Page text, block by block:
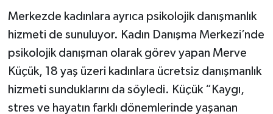
Merkezde kadınlara ayrıca psikolojik danışmanlık
hizmeti de sunuluyor. Kadın Danışma Merkezi’nde
psikolojik danışman olarak görev yapan Merve
Küçük, 18 yaş üzeri kadınlara ücretsiz danışmanlık
hizmeti sunduklarını da söyledi. Küçük “Kaygı,
stres ve hayatın farklı dönemlerinde yaşanan